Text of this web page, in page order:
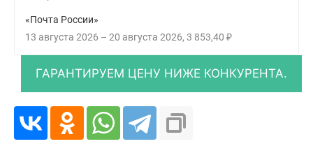
«Почта России»
13 августа 2026 – 20 августа 2026 3 853,40 ₽